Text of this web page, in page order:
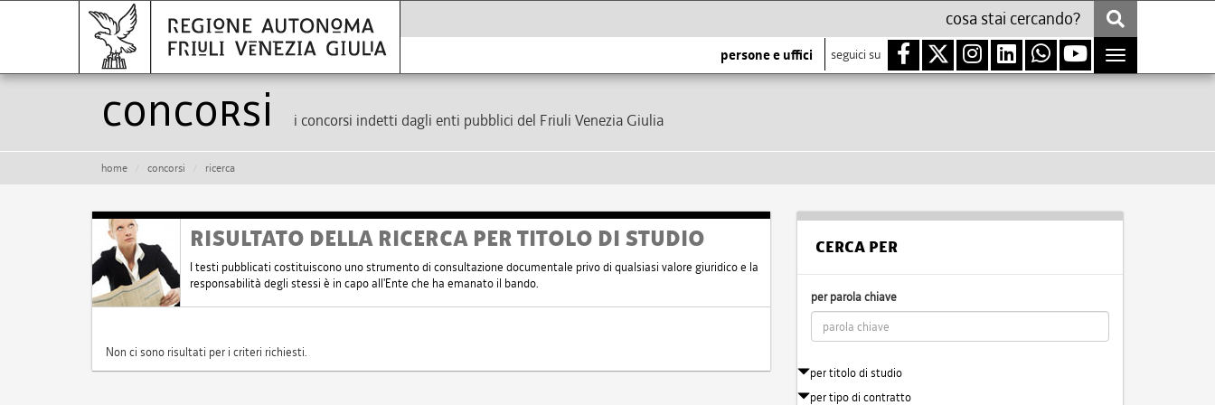
persone e uffici seguici su
Toggle
navigation
Concorsi i concorsi indetti dagli enti pubblici del Friuli Venezia Giulia
home concorsi ricerca
RISULTATO DELLA RICERCA PER TITOLO DI STUDIO
I testi pubblicati costituiscono uno strumento di consultazione documentale privo di qualsiasi valore giuridico e la
responsabilità degli stessi è in capo all'Ente che ha emanato il bando.
Non ci sono risultati per i criteri richiesti.
CERCA PER
per parola chiave
per titolo di studio
per tipo di contratto